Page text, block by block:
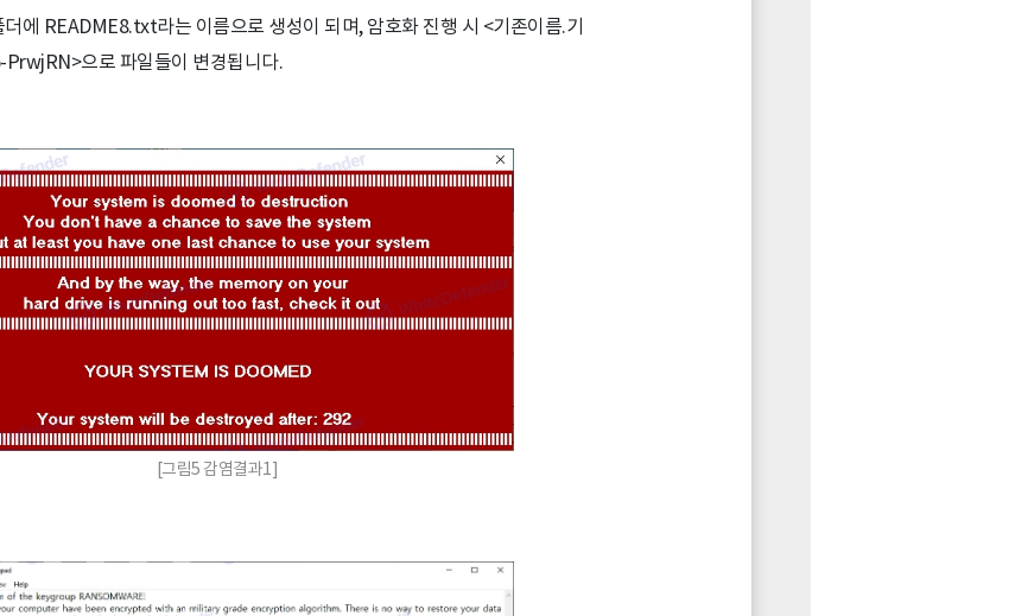
에 README8.txt라는 이름으로 생성이 되며, 암호화 진행 시 <기존이름.기
으로 파일들이 변경됩니다.
[그림5 감염결과1]